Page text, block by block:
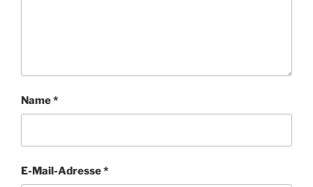
Name*
E-Mail-Adresse*